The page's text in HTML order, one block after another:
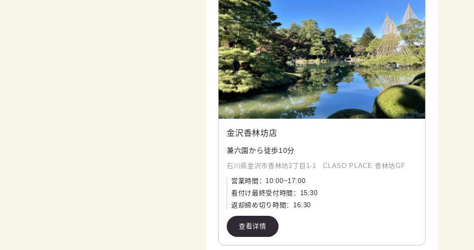
金沢香林坊店
兼六園から徒歩10分
石川県金沢市香林坊2丁目1-1 CLASO PLACE 香林坊GF
営業時間： 10:00~17:00
着付け最終受付時間： 15:30
返却締め切り時間： 16:30
查看详情